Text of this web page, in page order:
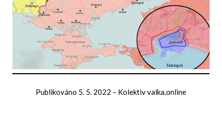
Publikováno 5. 5. 2022 – Kolektiv valka.online